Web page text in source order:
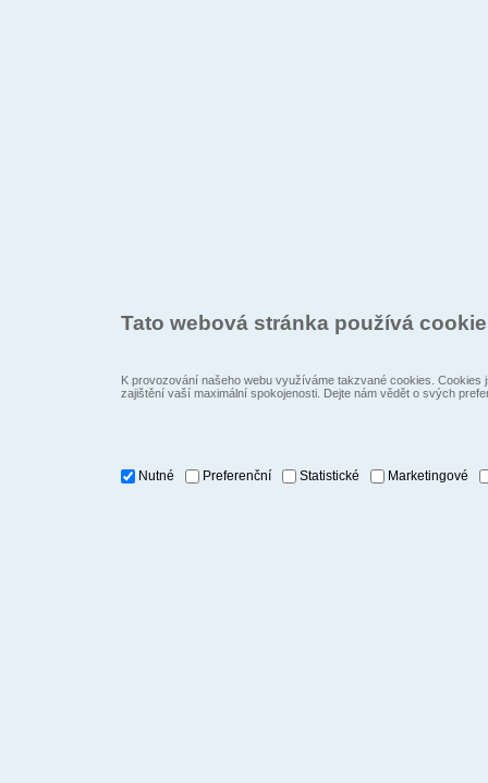
Tato webová stránka používá
K provozování našeho webu využíváme takzvané cookies.
zajištění vaší maximální spokojenosti. Dejte nám vědět o svých
Nutné Preferenční Statistické Marketingové